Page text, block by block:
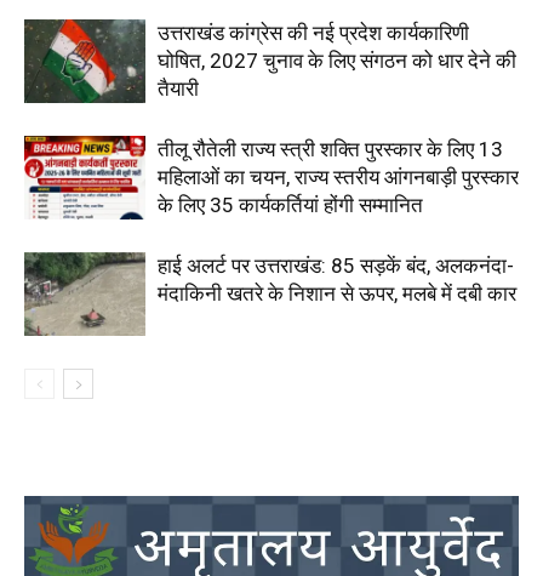
उत्तराखंड कांग्रेस की नई प्रदेश कार्यकारिणी
घोषित, 2027 चुनाव के लिए संगठन को धार देने की
तैयारी
तीलू रौतेली राज्य स्त्री शक्ति पुरस्कार के लिए 13
महिलाओं का चयन, राज्य स्तरीय आंगनबाड़ी पुरस्कार
के लिए 35 कार्यकर्तियां होंगी सम्मानित
हाई अलर्ट पर उत्तराखंड: 85 सड़कें बंद, अलकनंदा-
मंदाकिनी खतरे के निशान से ऊपर, मलबे में दबी कार